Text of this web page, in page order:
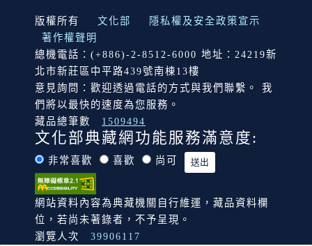
:::
版權所有 文化部
隱私權及安全政策宣示
著作權聲明
總機電話：(+886)-2-8512-6000 地址：24219新
北市新莊區中平路439號南棟13樓
意見詢問：歡迎透過電話的方式與我們聯繫。 我
們將以最快的速度為您服務。
藏品總筆數
1509494
文化部典藏網功能服務滿意度:
非常喜歡 喜歡 尚可
網站資料內容為典藏機關自行維運，藏品資料欄
位，若尚未著錄者，不予呈現。
瀏覽人次
39906117